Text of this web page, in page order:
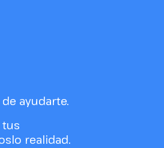
ayudarte.
tus
realidad.